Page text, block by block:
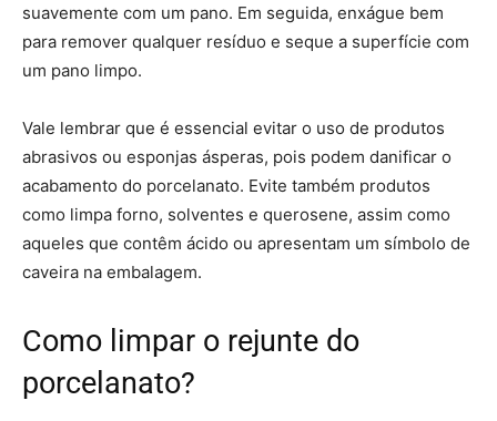
suavemente com um pano. Em seguida, enxágue bem
para remover qualquer resíduo e seque a superfície com
um pano limpo.
Vale lembrar que é essencial evitar o uso de produtos
abrasivos ou esponjas ásperas, pois podem danificar o
acabamento do porcelanato. Evite também produtos
como limpa forno, solventes e querosene, assim como
aqueles que contêm ácido ou apresentam um símbolo de
caveira na embalagem.
Como limpar o rejunte do
porcelanato?